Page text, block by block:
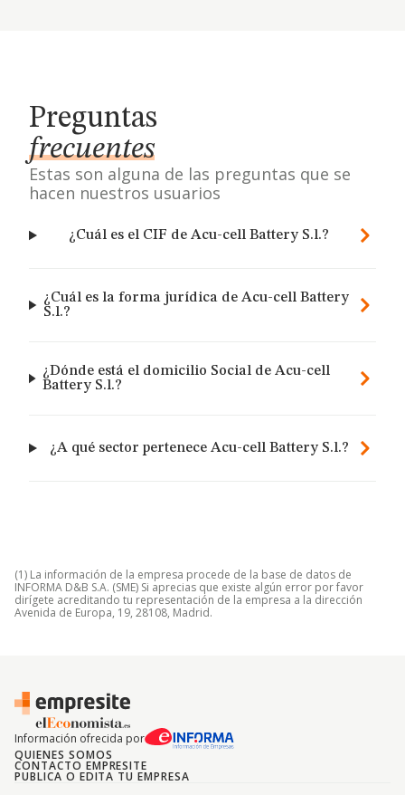
Preguntas
frecuentes
Estas son alguna de las preguntas que se
hacen nuestros usuarios
¿Cuál es el CIF de Acu-cell Battery S.l.?
¿Cuál es la forma jurídica de Acu-cell Battery
S.l.?
¿Dónde está el domicilio Social de Acu-cell
Battery S.l.?
¿A qué sector pertenece Acu-cell Battery S.l.?
(1) La información de la empresa procede de la base de datos de
INFORMA D&B S.A. (SME) Si aprecias que existe algún error por favor
dirígete acreditando tu representación de la empresa a la dirección
Avenida de Europa, 19, 28108, Madrid.
Información ofrecida por
QUIENES SOMOS
CONTACTO EMPRESITE
PUBLICA O EDITA TU EMPRESA